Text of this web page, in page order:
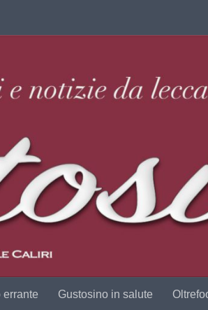
errante Gustosino in salute